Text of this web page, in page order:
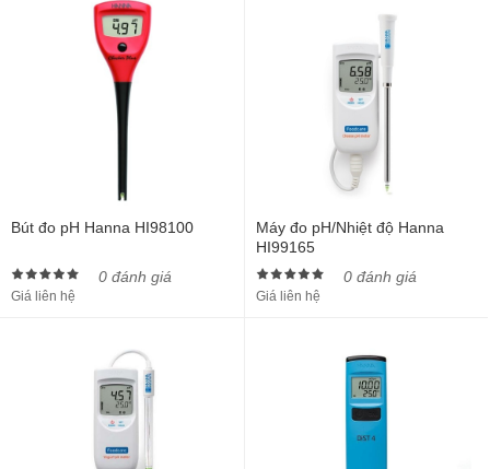
Bút đo pH Hanna HI98100
0 đánh giá
Giá liên hệ
Máy đo pH/Nhiệt độ Hanna
HI99165
0 đánh giá
Giá liên hệ